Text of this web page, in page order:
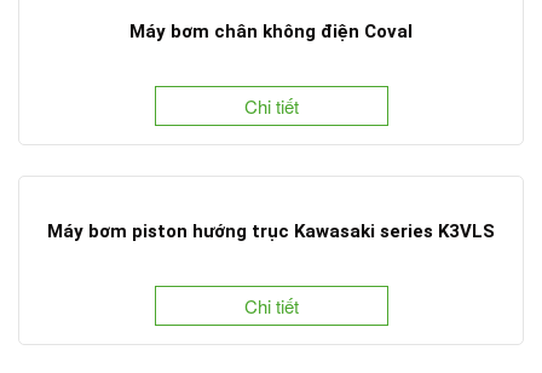
Máy bơm chân không điện Coval
Chi tiết
Máy bơm piston hướng trục Kawasaki series K3VLS
Chi tiết